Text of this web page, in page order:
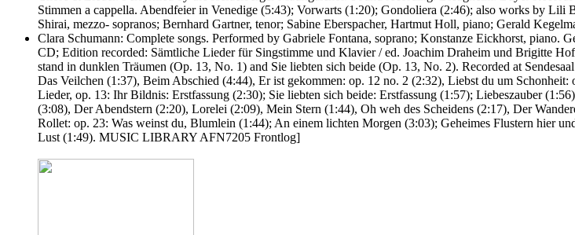
Stimmen a cappella. Abendfeier in Venedige (5:43); Vorwarts (1:20); Gondoliera (2:46); also works by
Shirai, mezzo- sopranos; Bernhard Gartner, tenor; Sabine Eberspacher, Hartmut Holl, piano; Gerald
Clara Schumann: Complete songs. Performed by Gabriele Fontana, soprano; Konstanze Eickhorst, piano.
CD; Edition recorded: Sämtliche Lieder für Singstimme und Klavier / ed. Joachim Draheim und Brigitte
stand in dunklen Träumen (Op. 13, No. 1) and Sie liebten sich beide (Op. 13, No. 2). Recorded at
Das Veilchen (1:37), Beim Abschied (4:44), Er ist gekommen: op. 12 no. 2 (2:32), Liebst du um
Lieder, op. 13: Ihr Bildnis: Erstfassung (2:30); Sie liebten sich beide: Erstfassung (1:57); Liebeszauber
(3:08), Der Abendstern (2:20), Lorelei (2:09), Mein Stern (1:44), Oh weh des Scheidens (2:17), Der
Rollet: op. 23: Was weinst du, Blumlein (1:44); An einem lichten Morgen (3:03); Geheimes Flustern hier
Lust (1:49). MUSIC LIBRARY AFN7205 Frontlog]